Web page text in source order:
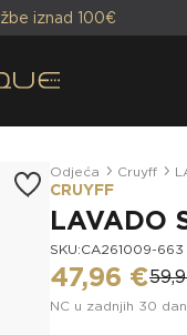
iznad 100€
Odjeća Cruyff
CRUYFF
LAVADO
SKU:CA261009-663
47,96 €
NC u zadnjih 30